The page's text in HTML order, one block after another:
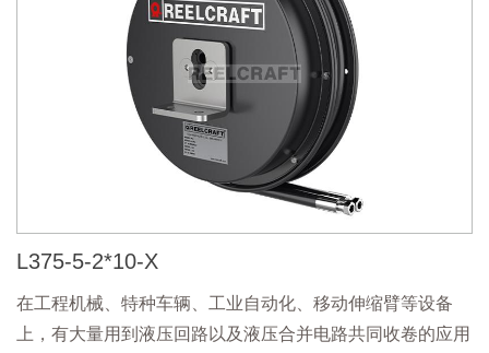
L375-5-2*10-X
在工程机械、特种车辆、工业自动化、移动伸缩臂等设备
上，有大量用到液压回路以及液压合并电路共同收卷的应用